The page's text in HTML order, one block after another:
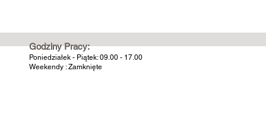
Godziny Pracy:
Poniedziałek - Piątek: 09.00 - 17.00
Weekendy : Zamknięte